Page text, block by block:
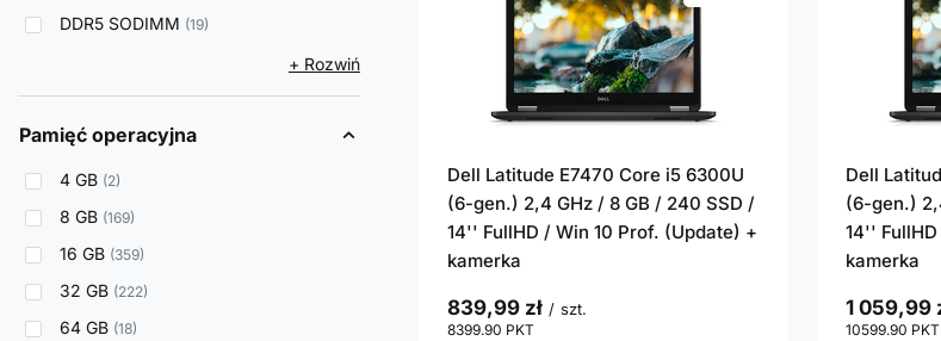
DDR5 SODIMM 19
+ Rozwiń
Pamięć operacyjna
4 GB 2
8 GB 169
16 GB 359
32 GB 222
64 GB 18
Dell Latitude E7470 Core i5 6300U
(6-gen.) 2,4 GHz / 8 GB / 240 SSD /
14'' FullHD / Win 10 Prof. (Update) +
kamerka
839,99 zł / szt.
8399.90 PKT
Dell
(6-gen.)
14''
kamerka
1 059,99
10599.90 PKT